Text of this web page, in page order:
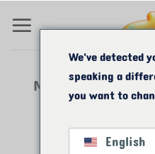
au
MAISON /CODE
We've detected
speaking a
you want to
English